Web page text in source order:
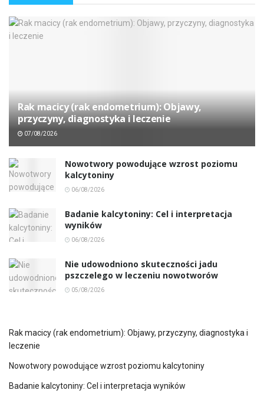
Rak macicy (rak endometrium): Objawy,
przyczyny, diagnostyka i leczenie
07/08/2026
Nowotwory powodujące wzrost poziomu
kalcytoniny
06/08/2026
Badanie kalcytoniny: Cel i interpretacja
wyników
06/08/2026
Nie udowodniono skuteczności jadu
pszczelego w leczeniu nowotworów
05/08/2026
Rak macicy (rak endometrium): Objawy, przyczyny, diagnostyka i
leczenie
Nowotwory powodujące wzrost poziomu kalcytoniny
Badanie kalcytoniny: Cel i interpretacja wyników